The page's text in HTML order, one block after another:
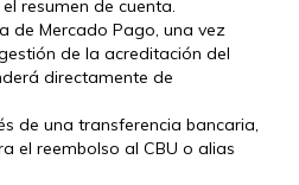
resumen de cuenta.
de Mercado Pago, una vez
de la acreditación del
directamente de
de una transferencia bancaria,
el reembolso al CBU o alias